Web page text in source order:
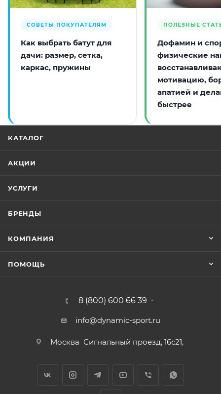
СОВЕТЫ ПОКУПАТЕЛЯМ
Как выбрать батут для
дачи: размер, сетка,
каркас, пружины
ПОЛЕЗНЫЕ
Дофамин и
физические
мотивацию,
апатией и
быстрее
КАТАЛОГ
АКЦИИ
УСЛУГИ
БРЕНДЫ
КОМПАНИЯ
ПОМОЩЬ
8 (800) 600 66 39
info@dynamic-sport.ru
Москва Сигнальный проезд, 16с21,